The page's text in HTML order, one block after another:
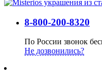
8-800-200-8320
По России звонок
Не дозвонились?